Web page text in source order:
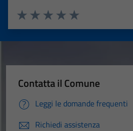
Valuta 5 stelle su 5
Valuta 4 stelle su 5
Valuta 3 stelle su 5
Valuta 2 stelle su 5
Valuta 1 stelle su 5
Contatta il Comune
Leggi le domande frequenti
Richiedi assistenza